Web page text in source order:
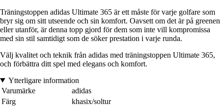
Träningstoppen adidas Ultimate 365 är ett måste för varje golfare som
bryr sig om sitt utseende och sin komfort. Oavsett om det är på greenen
eller utanför, är denna topp gjord för dem som inte vill kompromissa
med sin stil samtidigt som de söker prestation i varje runda.
Välj kvalitet och teknik från adidas med träningstoppen Ultimate 365,
och förbättra ditt spel med elegans och komfort.
Ytterligare information
Varumärke
adidas
Färg
khasix/soltur